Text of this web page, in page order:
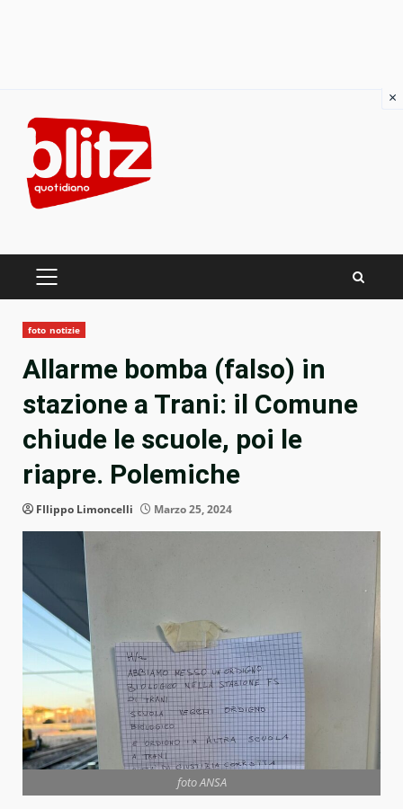
content
PRIMARY
foto notizie
Allarme bomba (falso) in
stazione a Trani: il Comune
chiude le scuole, poi le
riapre. Polemiche
FIlippo Limoncelli Marzo 25, 2024
foto ANSA
×